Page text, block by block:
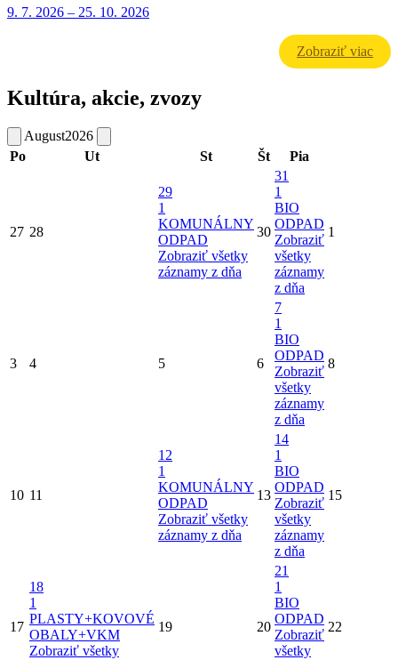
9. 7. 2026 – 25. 10. 2026
Zobraziť viac
Kultúra, akcie, zvozy
August2026
Po
Ut St Št Pia
27 28
29
1
KOMUNÁLNY
ODPAD
Zobraziť všetky
záznamy z dňa
30
31
1
BIO
ODPAD
Zobraziť
všetky
záznamy
z dňa
1
3 4 5 6
7
1
BIO
ODPAD
Zobraziť
všetky
záznamy
z dňa
8
10 11
12
1
KOMUNÁLNY
ODPAD
Zobraziť všetky
záznamy z dňa
13
14
1
BIO
ODPAD
Zobraziť
všetky
záznamy
z dňa
15
17
18
1
PLASTY+KOVOVÉ
OBALY+VKM
Zobraziť všetky
19 20
21
1
BIO
ODPAD
Zobraziť
všetky
22